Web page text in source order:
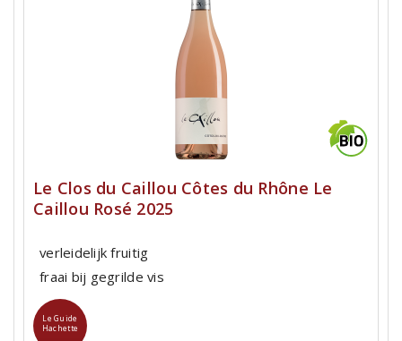
Le Clos du Caillou Côtes du Rhône Le
Caillou Rosé 2025
verleidelijk fruitig
fraai bij gegrilde vis
Le Guide
Hachette